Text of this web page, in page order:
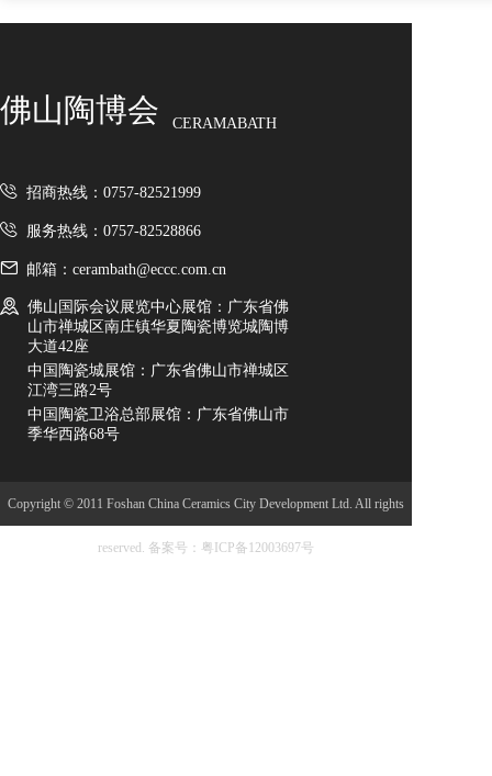
佛山陶博会 CERAMABATH
招商热线：0757-82521999
服务热线：0757-82528866
邮箱：cerambath@eccc.com.cn
佛山国际会议展览中心展馆：广东省佛
山市禅城区南庄镇华夏陶瓷博览城陶博
大道42座
中国陶瓷城展馆：广东省佛山市禅城区
江湾三路2号
中国陶瓷卫浴总部展馆：广东省佛山市
季华西路68号
Copyright © 2011 Foshan China Ceramics City Development Ltd. All rights
reserved. 备案号：粤ICP备12003697号